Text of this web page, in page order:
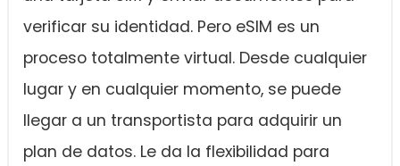
verificar su identidad. Pero eSIM es un
proceso totalmente virtual. Desde cualquier
lugar y en cualquier momento, se puede
llegar a un transportista para adquirir un
plan de datos. Le da la flexibilidad para